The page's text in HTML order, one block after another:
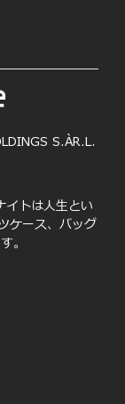
S.ÀR.L.
イトは人生とい
ケース、バッグ
。